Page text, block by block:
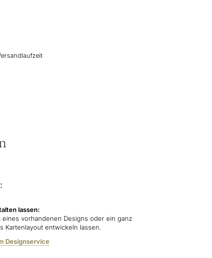
lassen:
eines vorhandenen Designs oder ein ganz
Kartenlayout entwickeln lassen.
Designservice